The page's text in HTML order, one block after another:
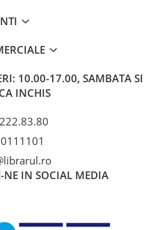
10.00-17.00, SAMBATA SI
INCHIS
NE IN SOCIAL MEDIA